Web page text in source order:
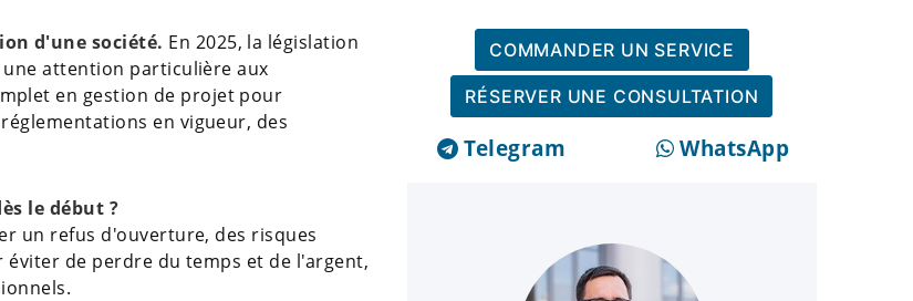
d'une société. En 2025, la législation
attention particulière aux
en gestion de projet pour
en vigueur, des
le début ?
un refus d'ouverture, des risques
éviter de perdre du temps et de l'argent,
COMMANDER UN SERVICE
RÉSERVER UNE CONSULTATION
Telegram WhatsApp